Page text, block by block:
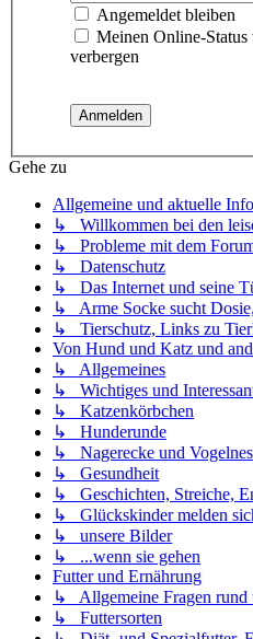
Angemeldet bleiben
Meinen Online-Status
verbergen
Gehe zu
Allgemeine und aktuelle
↳ Willkommen bei den
↳ Probleme mit dem
↳ Datenschutz
↳ Das Internet und seine
↳ Arme Socke sucht
↳ Tierschutz, Links zu
Von Hund und Katz und
↳ Allgemeines
↳ Wichtiges und
↳ Katzenkörbchen
↳ Hunderunde
↳ Nagerecke und
↳ Gesundheit
↳ Geschichten, Streiche,
↳ Glückskinder melden
↳ unsere Bilder
↳ ...wenn sie gehen
Futter und Ernährung
↳ Allgemeine Fragen rund
↳ Futtersorten